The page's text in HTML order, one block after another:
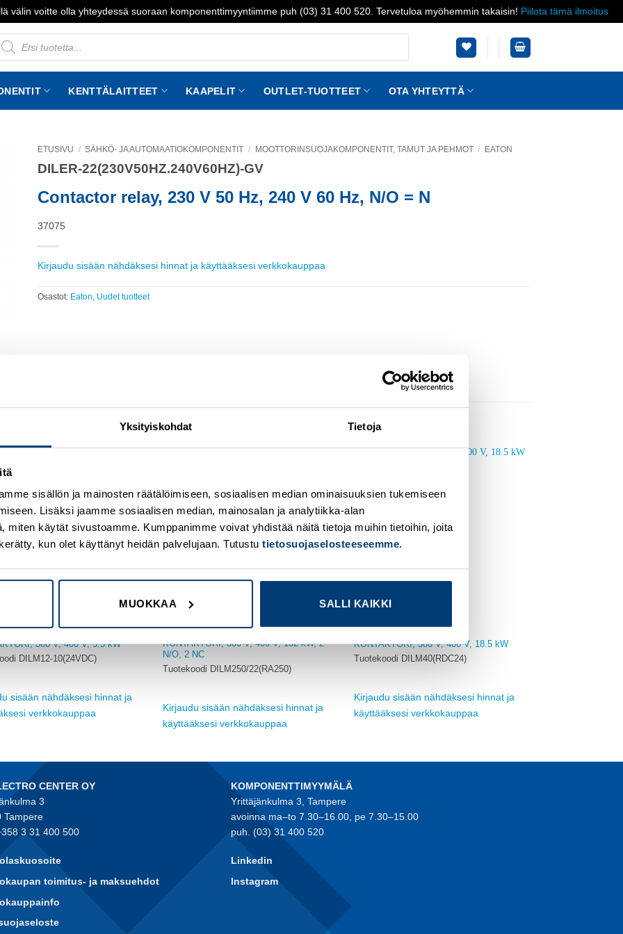
Yksityiskohdat Tietoja
sisällön ja mainosten räätälöimiseen, sosiaalisen median ominaisuuksien tukemiseen
Lisäksi jaamme sosiaalisen median, mainosalan ja analytiikka-alan
miten käytät sivustoamme. Kumppanimme voivat yhdistää näitä tietoja muihin tietoihin, joita
kun olet käyttänyt heidän palvelujaan. Tutustu tietosuojaselosteeseemme.
MUOKKAA SALLI KAIKKI
välin voitte olla yhteydessä suoraan komponenttimyyntiimme puh (03) 31 400 520. Tervetuloa myöhemmin takaisin! Piilota tämä ilmoitus
KENTTÄLAITTEET KAAPELIT OUTLET-TUOTTEET OTA YHTEYTTÄ
ETUSIVU / SÄHKÖ- JA AUTOMAATIOKOMPONENTIT / MOOTTORINSUOJAKOMPONENTIT, TAMUT JA PEHMOT / EATON
DILER-22(230V50HZ.240V60HZ)-GV
Contactor relay, 230 V 50 Hz, 240 V 60 Hz, N/O = N
37075
Kirjaudu sisään nähdäksesi hinnat ja käyttääksesi verkkokauppaa
Osastot: Eaton Uudet tuotteet
380 V, 400 V, 5.5 kW
DILM12-10(24VDC)
sisään nähdäksesi hinnat ja
verkkokauppaa
KONTAKTORI, 380 V, 400 V, 132 kW, 2
N/O, 2 NC
Tuotekoodi DILM250/22(RA250)
Kirjaudu sisään nähdäksesi hinnat ja
käyttääksesi verkkokauppaa
KONTAKTORI, 380 V, 400 V, 18.5 kW
Tuotekoodi DILM40(RDC24)
Kirjaudu sisään nähdäksesi hinnat ja
käyttääksesi verkkokauppaa
CENTER OY
3
Tampere
3 31 400 500
toimitus- ja maksuehdot
KOMPONENTTIMYYMÄLÄ
Yrittäjänkulma 3, Tampere
avoinna ma–to 7.30–16.00, pe 7.30–15.00
puh. (03) 31 400 520
Linkedin
Instagram